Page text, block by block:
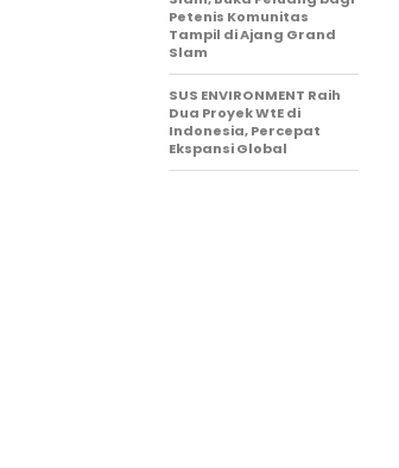
Petenis Komunitas
Tampil di Ajang Grand
Slam
SUS ENVIRONMENT Raih
Dua Proyek WtE di
Indonesia, Percepat
Ekspansi Global